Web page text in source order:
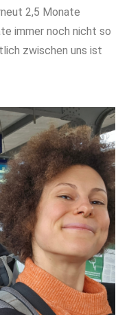
2,5 Monate
immer noch nicht so
zwischen uns ist